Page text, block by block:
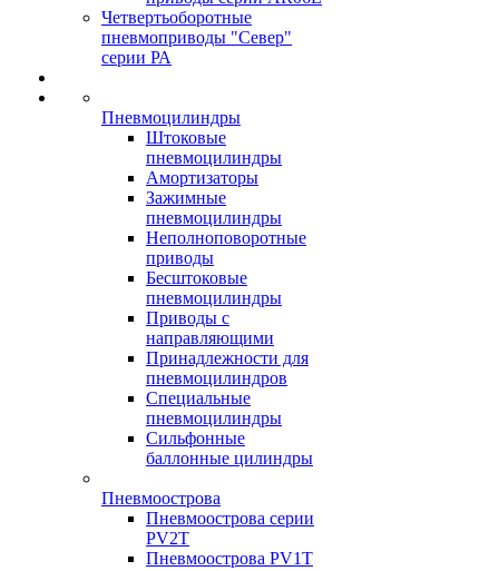
Четвертьоборотные
пневмоприводы "Север"
серии РА
Пневмоцилиндры
Штоковые
пневмоцилиндры
Амортизаторы
Зажимные
пневмоцилиндры
Неполноповоротные
приводы
Бесштоковые
пневмоцилиндры
Приводы с
направляющими
Принадлежности для
пневмоцилиндров
Специальные
пневмоцилиндры
Сильфонные
баллонные цилиндры
Пневмоострова
Пневмоострова серии
PV2T
Пневмоострова PV1T